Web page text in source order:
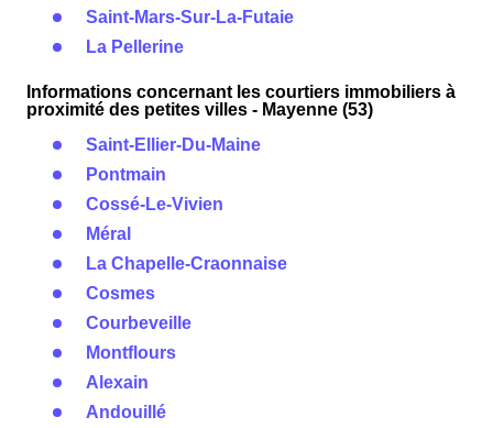
Saint-Mars-Sur-La-Futaie
La Pellerine
Informations concernant les courtiers immobiliers à
proximité des petites villes - Mayenne (53)
Saint-Ellier-Du-Maine
Pontmain
Cossé-Le-Vivien
Méral
La Chapelle-Craonnaise
Cosmes
Courbeveille
Montflours
Alexain
Andouillé